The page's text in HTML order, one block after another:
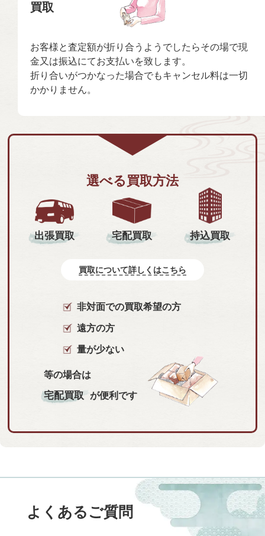
買取
お客様と査定額が折り合うようでしたらその場で現
金又は振込にてお支払いを致します。
折り合いがつかなった場合でもキャンセル料は一切
かかりません。
選べる買取方法
出張買取 宅配買取 持込買取
買取について詳しくはこちら
非対面での買取希望の方
遠方の方
量が少ない
等の場合は
宅配買取 が便利です
よくあるご質問